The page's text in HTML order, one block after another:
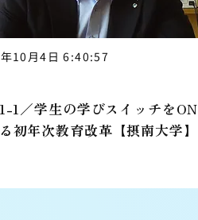
10月4日 6:40:57
1／学生の学びスイッチをON
初年次教育改革【摂南大学】